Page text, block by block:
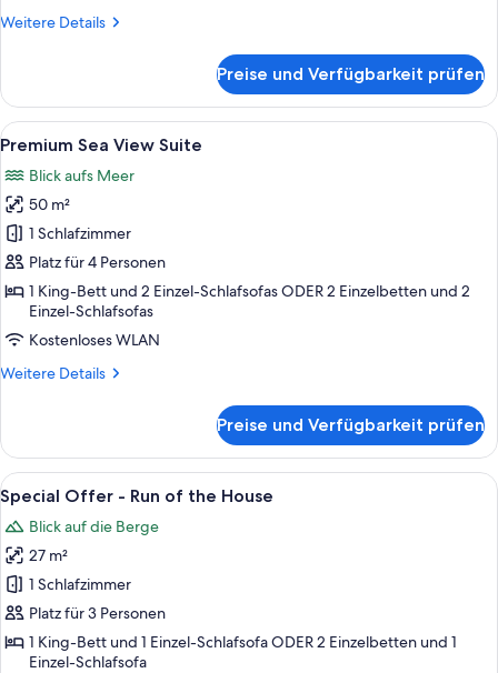
Weitere Details
Weitere
Sea
Front
Bungalows
Preise und Verfügbarkeit prüfen
Alle
Fotos
für
Premium
Sea
View
Suite
anzeigen
Ein heller, offener Wohnbereich mit
8
Premium Sea View Suite
Blick aufs Meer
50 m²
1 Schlafzimmer
Platz für 4 Personen
1 King-Bett und 2 Einzel-Schlafsofas ODER 2 Einzelbetten und 2
Einzel-Schlafsofas
Kostenloses WLAN
Weitere Details
Weitere
Sea
View
Suite
Preise und Verfügbarkeit prüfen
Alle
Fotos
für
Special
Offer
-
Run
Minibar, Zimmersafe,
5
Special Offer - Run of the House
Blick auf die Berge
27 m²
1 Schlafzimmer
Platz für 3 Personen
1 King-Bett und 1 Einzel-Schlafsofa ODER 2 Einzelbetten und 1
Einzel-Schlafsofa